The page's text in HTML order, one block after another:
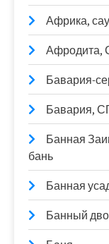
Африка,
Афродита,
Бавария-
Бавария,
Банная
бань
Банная
Банный